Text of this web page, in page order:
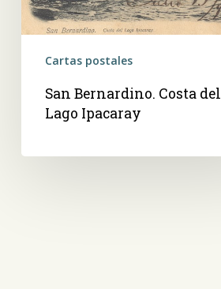
Cartas postales
San Bernardino. Costa del
Lago Ipacaray